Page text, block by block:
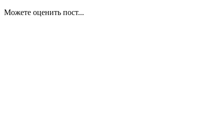
Можете оценить пост...